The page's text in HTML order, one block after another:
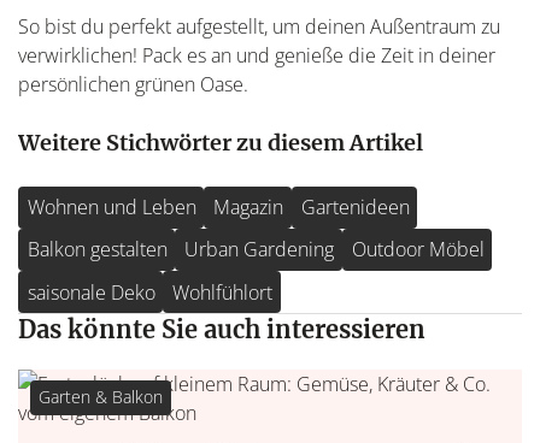
So bist du perfekt aufgestellt, um deinen Außentraum zu
verwirklichen! Pack es an und genieße die Zeit in deiner
persönlichen grünen Oase.
Weitere Stichwörter zu diesem Artikel
Wohnen und Leben Magazin
Gartenideen
Balkon gestalten
Urban Gardening
Outdoor Möbel
saisonale Deko
Wohlfühlort
Das könnte Sie auch interessieren
Garten & Balkon